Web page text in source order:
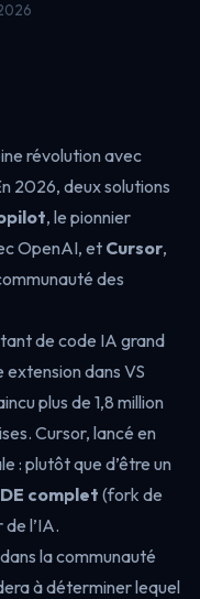
révolution avec
2026, deux solutions
, le pionnier
OpenAI, et Cursor,
des
de code IA grand
dans VS
plus de 1,8 million
Cursor, lancé en
: plutôt que d’être un
complet(fork de
l’IA.
la communauté
à déterminer lequel